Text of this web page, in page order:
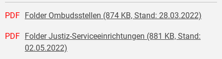
PDF Folder Ombudsstellen (874 KB, Stand: 28.03.2022)
PDF Folder Justiz-Serviceeinrichtungen (881 KB, Stand:
02.05.2022)